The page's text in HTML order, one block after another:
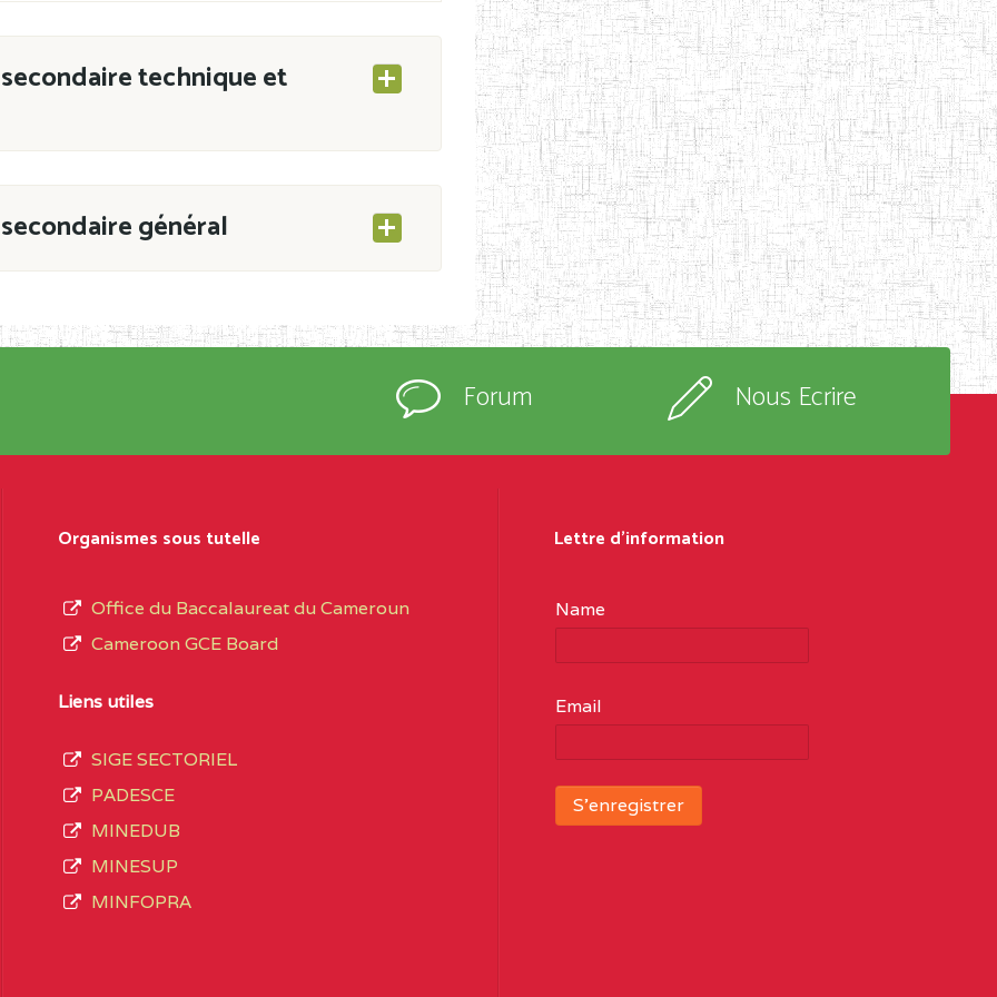
technique et
LES
général
CAB du 21 mars 2011 portant ouverture
immatriculés et inscrits au
Généralau terme des opérations
3408 structures réparties ainsi qu’il
soit :
Forum Nous Ecrire
Organismes sous tutelle
Office du Baccalaureat du Cameroun
Cameroon GCE Board
Liens utiles
SIGE SECTORIEL
PADESCE
MINEDUB
MINESUP
MINFOPRA
Lettre d'information
Name
Email